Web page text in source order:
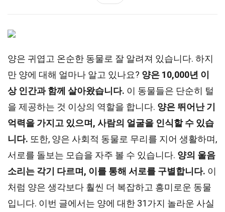
양은 귀엽고 온순한 동물로 잘 알려져 있습니다. 하지
만 양에 대해 얼마나 알고 있나요? 양은 10,000년 이
상 인간과 함께 살아왔습니다. 이 동물들은 단순히 털
을 제공하는 것 이상의 역할을 합니다. 양은 뛰어난 기
억력을 가지고 있으며, 사람의 얼굴을 인식할 수 있습
니다. 또한, 양은 사회적 동물로 무리를 지어 생활하며,
서로를 돌보는 모습을 자주 볼 수 있습니다. 양의 울음
소리는 각기 다르며, 이를 통해 서로를 구별합니다. 이
처럼 양은 생각보다 훨씬 더 복잡하고 흥미로운 동물
입니다. 이번 글에서는 양에 대한 31가지 놀라운 사실